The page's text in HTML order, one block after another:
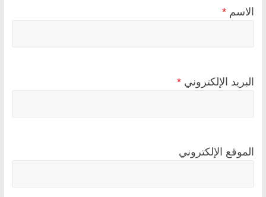
الاسم *
البريد الإلكتروني *
الموقع الإلكتروني